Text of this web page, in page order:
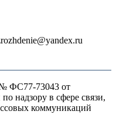
ФС77-73043 от
надзору в сфере связи,
коммуникаций